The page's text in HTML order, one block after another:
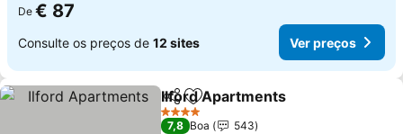
De € 87
Consulte os preços de 12 sites Ver preços
PartilharAdicionar aos favoritos
Ilford Apartments
4 Estrelas
7,8 Boa
543